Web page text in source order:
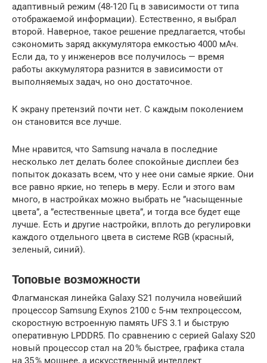
адаптивный режим (48-120 Гц в зависимости от типа
отображаемой информации). Естественно, я выбрал
второй. Наверное, такое решение предлагается, чтобы
сэкономить заряд аккумулятора емкостью 4000 мАч.
Если да, то у инженеров все получилось — время
работы аккумулятора разнится в зависимости от
выполняемых задач, но оно достаточное.
К экрану претензий почти нет. С каждым поколением
он становится все лучше.
Мне нравится, что Samsung начала в последние
несколько лет делать более спокойные дисплеи без
попыток доказать всем, что у нее они самые яркие. Они
все равно яркие, но теперь в меру. Если и этого вам
много, в настройках можно выбрать не ”насыщенные
цвета”, а ”естественные цвета”, и тогда все будет еще
лучше. Есть и другие настройки, вплоть до регулировки
каждого отдельного цвета в системе RGB (красный,
зеленый, синий).
Топовые возможности
Флагманская линейка Galaxy S21 получила новейший
процессор Samsung Exynos 2100 с 5-нм техпроцессом,
скоростную встроенную память UFS 3.1 и быструю
оперативную LPDDR5. По сравнению с серией Galaxy S20
новый процессор стал на 20 % быстрее, графика стала
на 35 % мощнее, а искусственный интеллект